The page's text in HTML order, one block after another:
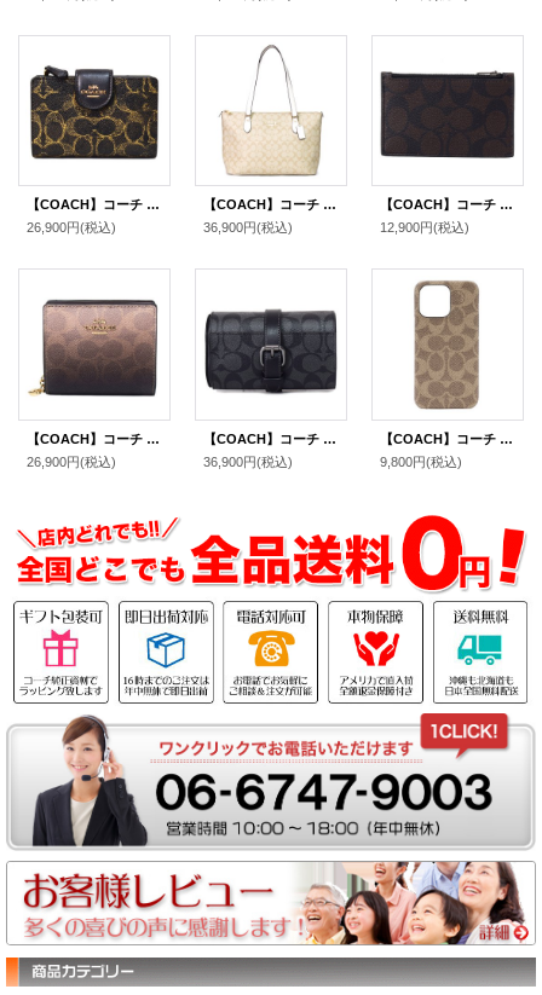
【COACH】コーチ 財布 コーティングキャンバス レザー シグネチャー ラブド ミディアム コーナー ジップ ウォレット 二つ折り財布 ブラウン（日本未発売）
26,900円(税込)
【COACH】コーチ コーティングキャンバス レザー シグネチャー ギャラリー ジップ トートバッグ ライトカーキ×チャーク〔日本未発売〕
36,900円(税込)
【COACH】コーチ コーティングキャンバス レザー シグネチャー ジップ カードケース コインケース 小銭入れ マホガニー×カーキ〔日本未発売〕
12,900円(税込)
【COACH】コーチ 財布 二つ折り グラデーション コーティングキャンバス レザー シグネチャー ロゴ チャーム スナップ ウォレット 財布 ブラウン（日本未発売）
26,900円(税込)
【COACH】コーチ コーティングキャンバス レザー シグネチャー バックル ウォッチ ロール 腕時計 ケース チャコール×ブラック〔日本未発売〕
36,900円(税込)
【COACH】コーチ コーティングキャンバス シグネチャー iPhone13PRO専用 スマホケース スマホカバー カーキ【訳あり】〔日本未発売〕
9,800円(税込)